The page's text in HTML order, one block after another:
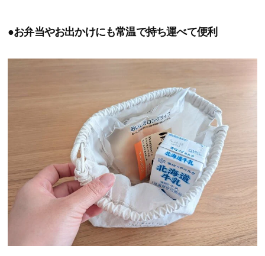
●お弁当やお出かけにも常温で持ち運べて便利